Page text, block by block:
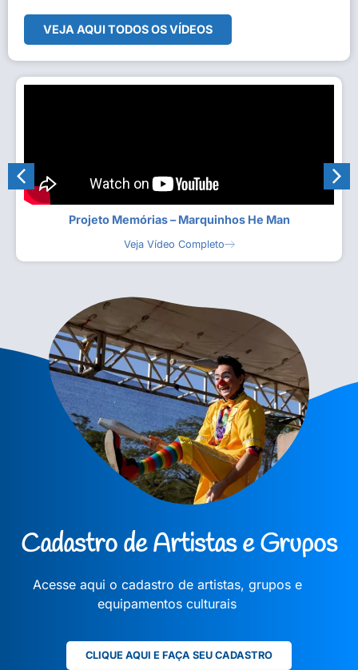
VEJA AQUI TODOS OS VÍDEOS
Projeto Memórias – Marquinhos He Man
Veja Vídeo Completo
Cadastro de Artistas e Grupos
Acesse aqui o cadastro de artistas, grupos e
equipamentos culturais
CLIQUE AQUI E FAÇA SEU CADASTRO